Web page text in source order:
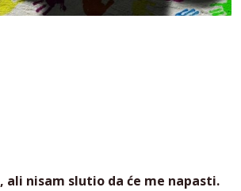
ali nisam slutio da će me napasti.